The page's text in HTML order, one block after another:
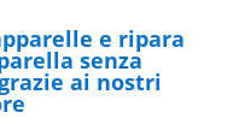
e ripara
senza
ai nostri